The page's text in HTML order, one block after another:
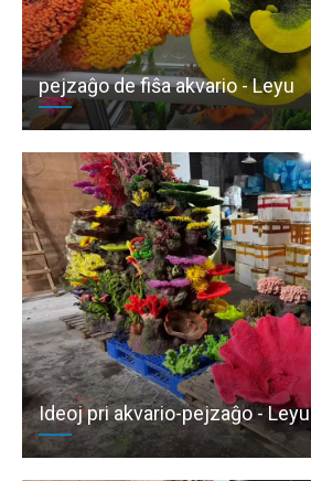
pejzaĝo de fiŝa akvario - Leyu
Ideoj pri akvario-pejzaĝo - Leyu